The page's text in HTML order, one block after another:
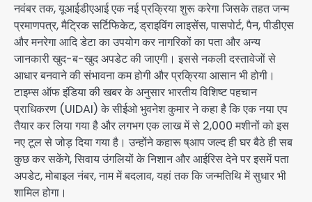
नवंबर तक, यूआईडीएआई एक नई प्रक्रिया शुरू करेगा जिसके तहत जन्म
प्रमाणपत्र, मैट्रिक सर्टिफिकेट, ड्राइविंग लाइसेंस, पासपोर्ट, पैन, पीडीएस
और मनरेगा आदि डेटा का उपयोग कर नागरिकों का पता और अन्य
जानकारी खुद-ब-खुद अपडेट की जाएगी। इससे नकली दस्तावेजों से
आधार बनवाने की संभावना कम होगी और प्रक्रिया आसान भी होगी।
टाइम्स ऑफ इंडिया की खबर के अनुसार भारतीय विशिष्ट पहचान
प्राधिकरण (UIDAI) के सीईओ भुवनेश कुमार ने कहा है कि एक नया एप
तैयार कर लिया गया है और लगभग एक लाख में से 2,000 मशीनों को इस
नए टूल से जोड़ दिया गया है। उन्होंने कहारू ष्आप जल्द ही घर बैठे ही सब
कुछ कर सकेंगे, सिवाय उंगलियों के निशान और आईरिस देने पर इसमें पता
अपडेट, मोबाइल नंबर, नाम में बदलाव, यहां तक कि जन्मतिथि में सुधार भी
शामिल होगा।